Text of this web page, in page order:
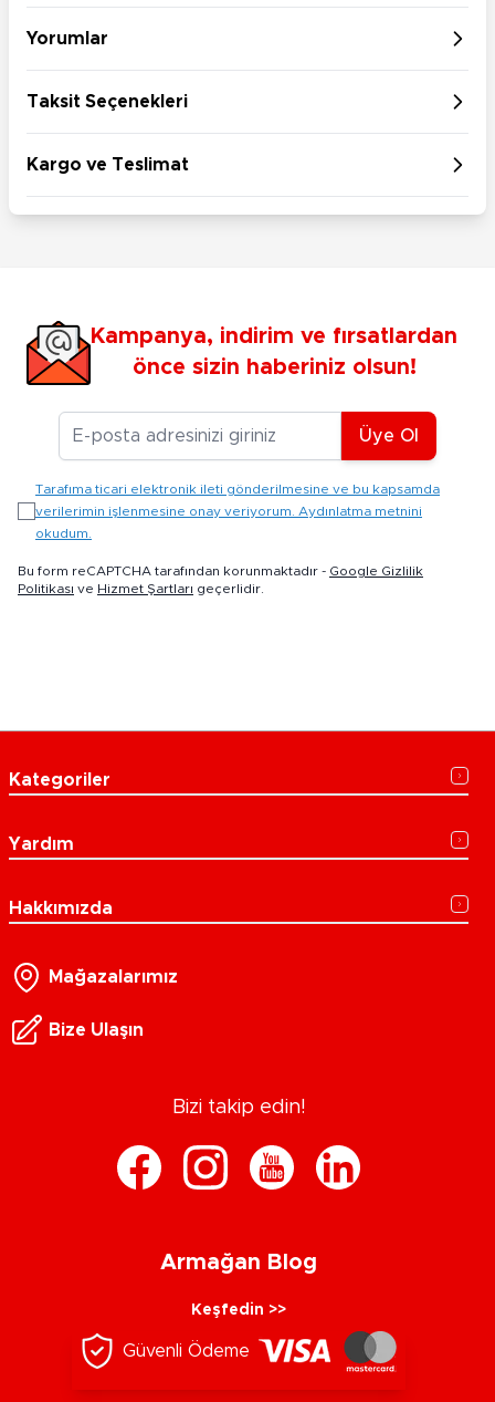
Yorumlar
Taksit Seçenekleri
Kargo ve Teslimat
Kampanya, indirim ve fırsatlardan
önce sizin haberiniz olsun!
E-posta Adresiniz
Üye Ol
Tarafıma ticari elektronik ileti gönderilmesine ve bu kapsamda
verilerimin işlenmesine onay veriyorum. Aydınlatma metnini
okudum.
Bu form reCAPTCHA tarafından korunmaktadır - Google Gizlilik
Politikası ve Hizmet Şartları geçerlidir.
Kategoriler
Yardım
Hakkımızda
Mağazalarımız
Bize Ulaşın
Bizi takip edin!
Armağan Blog
Keşfedin >>
Güvenli Ödeme